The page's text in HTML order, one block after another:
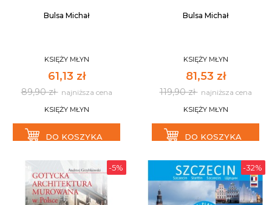
Bulsa Michał
KSIĘŻY MŁYN
61,13 zł
89,90 zł najniższa cena
KSIĘŻY MŁYN
DO KOSZYKA
Bulsa Michał
KSIĘŻY MŁYN
81,53 zł
119,90 zł najniższa cena
KSIĘŻY MŁYN
DO KOSZYKA
-5% -32%